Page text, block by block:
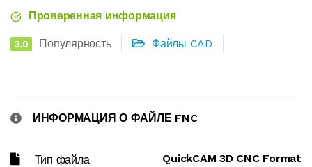
Проверенная информация
3.0 Популярность Файлы CAD
ИНФОРМАЦИЯ О ФАЙЛЕ FNC
Тип файла QuickCAM 3D CNC Format